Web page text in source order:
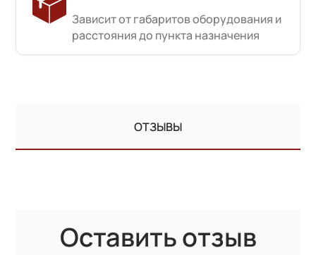
Зависит от габаритов оборудования и
расстояния до пункта назначения
ОТЗЫВЫ
Оставить отзыв